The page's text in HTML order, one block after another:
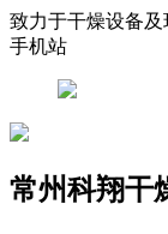
致力于干燥设备及
手机站
常州科翔干